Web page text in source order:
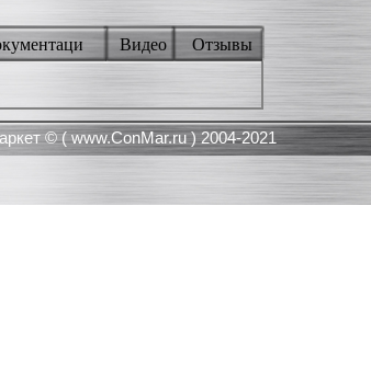
Видео Отзывы
© (www.ConMar.ru) 2004-2021